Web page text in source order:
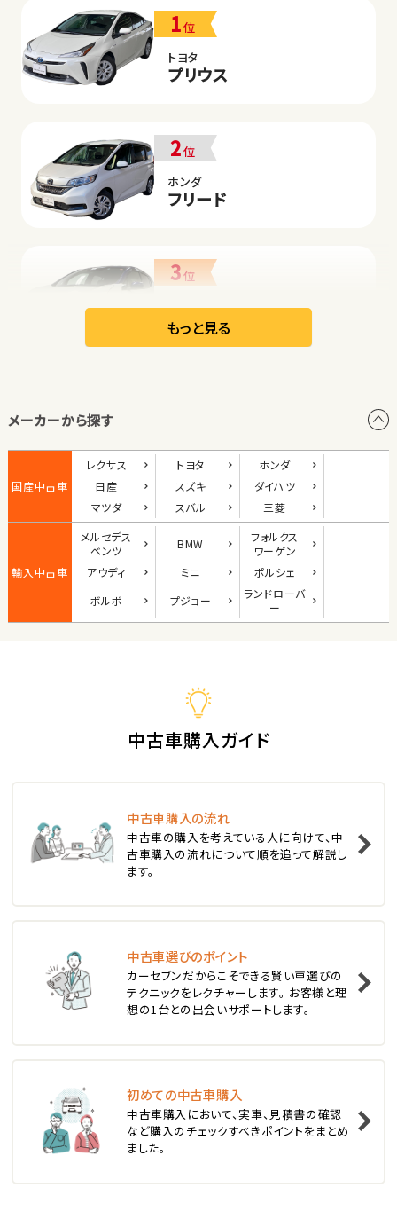
1位
トヨタ
プリウス
2位
ホンダ
フリード
3位
日産
リーフ
1位
ダイハツ
コペン
2
ロードスター
ホンダ
S660
1位
2位
スバル
レガシィツーリングワゴン
3位
トヨタ
カローラフィールダー
もっと見る
メーカーから探す
国産中古車
レクサス トヨタ
ホンダ
日産
スズキ
ダイハツ
マツダ
スバル 三菱
輸入中古車
メルセデス
ベンツ
BMW
フォルクス
ワーゲン
アウディ
ミニ
ポルシェ
ボルボ
プジョー ランドローバ
ー
中古車購入ガイド
中古車購入の流れ
中古車の購入を考えている人に向けて、中
古車購入の流れについて順を追って解説し
ます。
中古車選びのポイント
カーセブンだからこそできる賢い車選びの
テクニックをレクチャーします。 お客様と理
想の1台との出会いサポートします。
初めての中古車購入
中古車購入において、実車、見積書の確認
など購入のチェックすべきポイントをまとめ
ました。